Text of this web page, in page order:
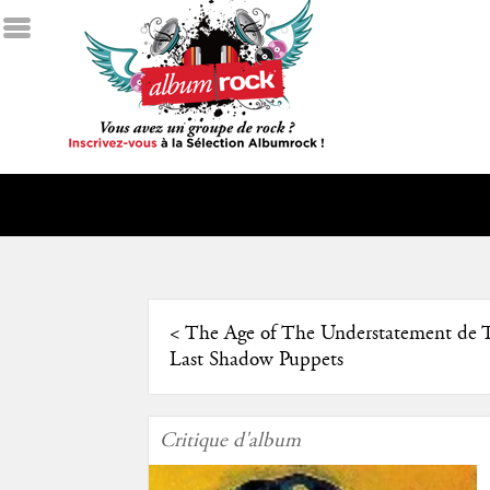
< The Age of The Understatement de
Last Shadow Puppets
Critique d'album